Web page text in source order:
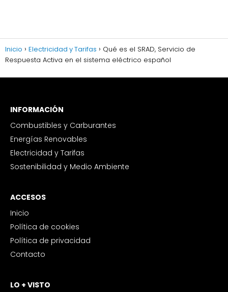
Inicio Electricidad y Tarifas
Qué es el SRAD, Servicio de
Respuesta Activa en el sistema eléctrico español
INFORMACIÓN
Combustibles y Carburantes
Energías Renovables
Electricidad y Tarifas
Sostenibilidad y Medio Ambiente
ACCESOS
Inicio
Política de cookies
Política de privacidad
Contacto
LO + VISTO